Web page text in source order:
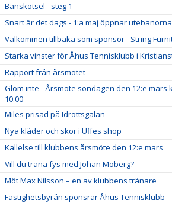
Banskötsel - steg 1
Snart är det dags - 1:a maj öppnar utebanorna
Välkommen tillbaka som sponsor - String
Starka vinster för Åhus Tennisklubb i
Rapport från årsmötet
Glöm inte - Årsmöte söndagen den 12:e mars
10.00
Miles prisad på Idrottsgalan
Nya kläder och skor i Uffes shop
Kallelse till klubbens årsmöte den 12:e mars
Vill du träna fys med Johan Moberg?
Möt Max Nilsson – en av klubbens tränare
Fastighetsbyrån sponsrar Åhus Tennisklubb